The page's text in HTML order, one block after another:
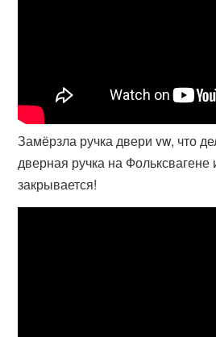
Замёрзла ручка двери vw, что
дверная ручка на Фольксвагене
закрывается!